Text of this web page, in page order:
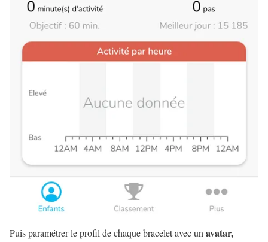
Puis paramétrer le profil de chaque bracelet avec un avatar,